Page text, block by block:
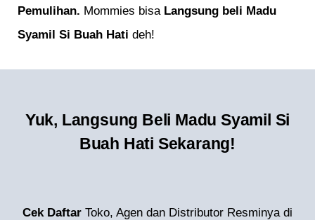
Pemulihan. Mommies bisa Langsung beli Madu
Syamil Si Buah Hati deh!
Yuk, Langsung Beli Madu Syamil Si
Buah Hati Sekarang!
Cek Daftar Toko, Agen dan Distributor Resminya di